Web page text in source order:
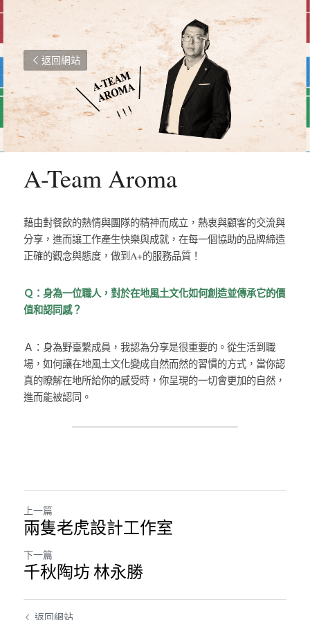
返回網站
A-Team Aroma
藉由對餐飲的熱情與團隊的精神而成立，熱衷與顧客的交流與
分享，進而讓工作產生快樂與成就，在每一個協助的品牌締造
正確的觀念與態度，做到A+的服務品質！
Ｑ：身為一位職人，對於在地風土文化如何創造並傳承它的價
值和認同感？
Ａ：身為野臺繫成員，我認為分享是很重要的。從生活到職
場，如何讓在地風土文化變成自然而然的習慣的方式，當你認
真的瞭解在地所給你的感受時，你呈現的一切會更加的自然，
進而能被認同。
上一篇
兩隻老虎設計工作室
下一篇
千秋陶坊 林永勝
返回網站